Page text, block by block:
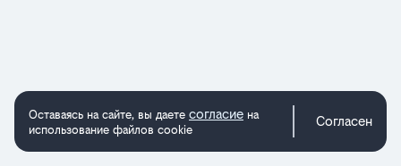
Оставаясь на сайте, вы даете согласие на
использование файлов cookie
Согласен